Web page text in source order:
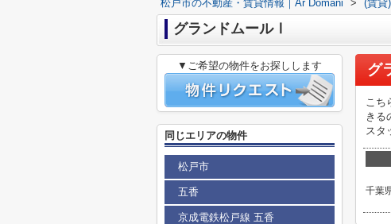
松戸市の不動産・賃貸情報｜Ar Domani > (賃貸
グランドムールⅠ
グ
こち
きる
スタ
千葉
▼ご希望の物件をお探しします
同じエリアの物件
松戸市
五香
京成電鉄松戸線 五香